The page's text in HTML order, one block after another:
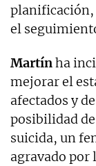
el
Martínha
mejorar el
afectados y
posibilidad
suicida, un
agravado por